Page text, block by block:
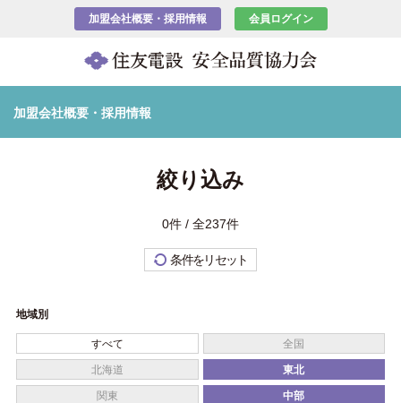
加盟会社概要・採用情報 会員ログイン
加盟会社概要・採用情報
絞り込み
0件 / 全237件
条件をリセット
地域別
すべて 全国
北海道 東北
関東 中部